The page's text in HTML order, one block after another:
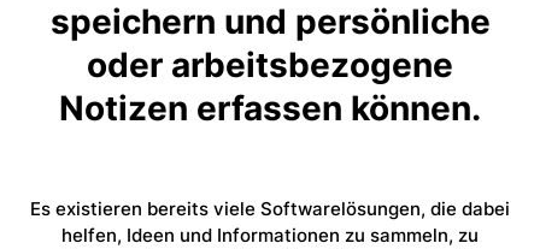
speichern und persönliche
oder arbeitsbezogene
Notizen erfassen können.
Es existieren bereits viele Softwarelösungen, die dabei
helfen, Ideen und Informationen zu sammeln, zu